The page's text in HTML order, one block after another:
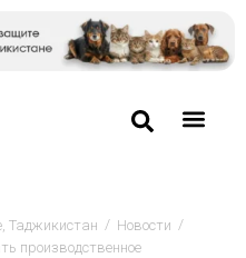
Таджикистан / Новости /
производственное